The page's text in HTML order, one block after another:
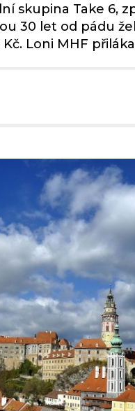
skupina Take 6,
30 let od pádu
Loni MHF